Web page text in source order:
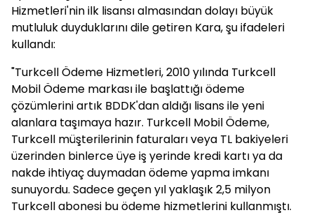
Hizmetleri'nin ilk lisansı almasından dolayı büyük
mutluluk duyduklarını dile getiren Kara, şu ifadeleri
kullandı:
"Turkcell Ödeme Hizmetleri, 2010 yılında Turkcell
Mobil Ödeme markası ile başlattığı ödeme
çözümlerini artık BDDK'dan aldığı lisans ile yeni
alanlara taşımaya hazır. Turkcell Mobil Ödeme,
Turkcell müşterilerinin faturaları veya TL bakiyeleri
üzerinden binlerce üye iş yerinde kredi kartı ya da
nakde ihtiyaç duymadan ödeme yapma imkanı
sunuyordu. Sadece geçen yıl yaklaşık 2,5 milyon
Turkcell abonesi bu ödeme hizmetlerini kullanmıştı.